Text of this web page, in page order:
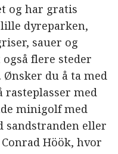
og har gratis
dyreparken,
sauer og
flere steder
du å ta med
rasteplasser med
minigolf med
sandstranden eller
Höök, hvor